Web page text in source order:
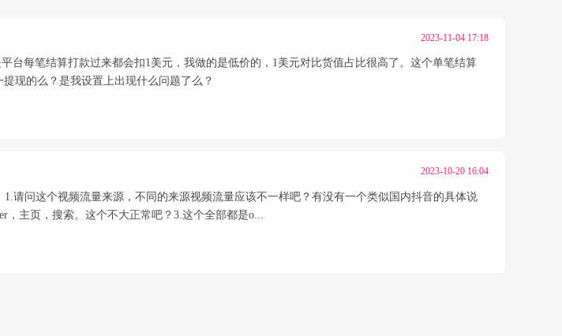
2023-11-04 17:18
台每笔结算打款过来都会扣1美元，我做的是低价的，1美元对比货值占比很高了。这个单笔结算
现的么？是我设置上出现什么问题了么？
2023-10-20 16:04
请问这个视频流量来源，不同的来源视频流量应该不一样吧？有没有一个类似国内抖音的具体说
主页，搜索。这个不大正常吧？3.这个全部都是o...